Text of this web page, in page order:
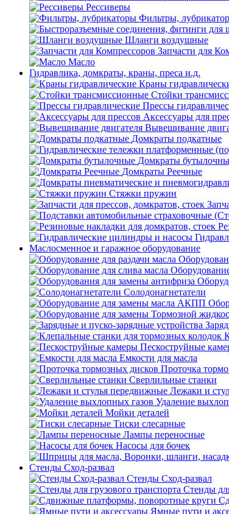
Рессиверы
Фильтры,
Шланги воздушные
Запчасти для
Масло
Гидравлика, домкраты, краны, преса и.д.
Краны
Стойки
Прессы
Аксессуары для
Вывешивание
Домкраты подкатные
Домкраты
Домкраты Реечные
Стяжки пружин
Маслосменное и гаражное оборудование
Солодонагнетатели
Пескоструйные
Емкости для масла
Проточка
Сверлильные станки
Лежаки и
Удаление
Мойки деталей
Тиски слесарные
Лампы переносные
Насосы для бочек
Стенды Сход-развал
Стенды Сход-развал
Стенды
Ямные пути и